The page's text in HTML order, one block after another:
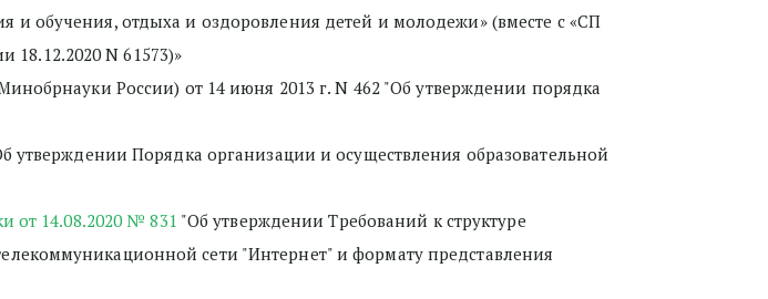
и обучения, отдыха и оздоровления детей и молодежи» (вместе с «СП
18.12.2020 N 61573)»
России) от 14 июня 2013 г. N 462 "Об утверждении порядка
Порядка организации и осуществления образовательной
от 14.08.2020 № 831 "Об утверждении Требований к структуре
сети "Интернет" и формату представления